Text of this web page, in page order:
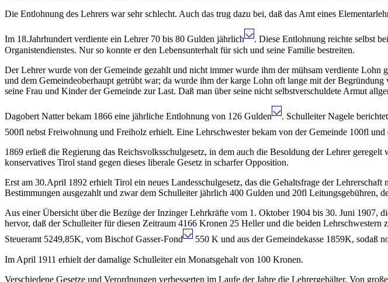
Die Entlohnung des Lehrers war sehr schlecht. Auch das trug dazu bei, daß das Amt eines
Im 18.Jahrhundert verdiente ein Lehrer 70 bis 80 Gulden jährlich
. Diese Entlohnung reichte selbst
Organistendienstes. Nur so konnte er den Lebensunterhalt für sich und seine Familie bestreiten.
Der Lehrer wurde von der Gemeinde gezahlt und nicht immer wurde ihm der mühsam verdiente
und dem Gemeindeoberhaupt getrübt war; da wurde ihm der karge Lohn oft lange mit der
seine Frau und Kinder der Gemeinde zur Last. Daß man über seine nicht selbstverschuldete Armut
Dagobert Natter bekam 1866 eine jährliche Entlohnung von 126 Gulden
. Schulleiter Nagele
500fl nebst Freiwohnung und Freiholz erhielt. Eine Lehrschwester bekam von der Gemeinde 100fl
1869 erließ die Regierung das Reichsvolksschulgesetz, in dem auch die Besoldung der Lehrer
konservatives Tirol stand gegen dieses liberale Gesetz in scharfer Opposition.
Erst am 30.April 1892 erhielt Tirol ein neues Landesschulgesetz, das die Gehaltsfrage der
Bestimmungen ausgezahlt und zwar dem Schulleiter jährlich 400 Gulden und 20fl Leitungsgebühren,
Aus einer Übersicht über die Bezüge der Inzinger Lehrkräfte vom 1. Oktober 1904 bis 30. Juni 1907,
hervor, daß der Schulleiter für diesen Zeitraum 4166 Kronen 25 Heller und die beiden
Steueramt 5249,85K, vom Bischof Gasser-Fond
550 K und aus der Gemeindekasse 1859K, sodaß
Im April 1911 erhielt der damalige Schulleiter ein Monatsgehalt von 100 Kronen.
Verschiedene Gesetze und Verordnungen verbesserten im Laufe der Jahre die Lehrergehälter. Von